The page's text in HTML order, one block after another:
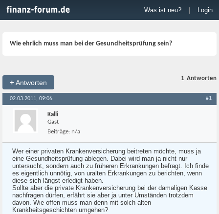
Was ist neu? Login
Wie ehrlich muss man bei der Gesundheitsprüfung sein?
+Antworten
1 Antworten
02.03.2011, 09:06 #1
Kalli
Gast
Beiträge: n/a
Wer einer privaten Krankenversicherung beitreten möchte, muss ja
eine Gesundheitsprüfung ablegen. Dabei wird man ja nicht nur
untersucht, sondern auch zu früheren Erkrankungen befragt. Ich finde
es eigentlich unnötig, von uralten Erkrankungen zu berichten, wenn
diese sich längst erledigt haben.
Sollte aber die private Krankenversicherung bei der damaligen Kasse
nachfragen dürfen, erfährt sie aber ja unter Umständen trotzdem
davon. Wie offen muss man denn mit solch alten
Krankheitsgeschichten umgehen?